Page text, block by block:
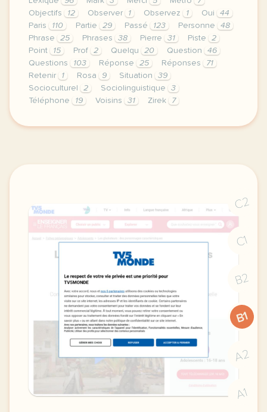
Objectifs
12 Observer 1 Observez 1 Oui
44
Paris
110 Partie 29 Passé 123 Personne
48
Phrase
25 Phrases 38 Pierre 31 Piste
2
Point
15 Prof 2 Quelqu 20 Question
46
Questions
103 Réponse 25 Réponses
71
Retenir
1 Rosa 9 Situation
39
Socioculturel
2 Sociolinguistique
3
Téléphone
19 Voisins 31 Zirek 7
fiche a1 enseigner avec les voisins du 12 bis
C2
C1
B2
B1
A2
A1